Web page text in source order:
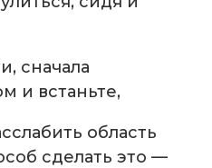
сначала
и встаньте,
область
сделать это —